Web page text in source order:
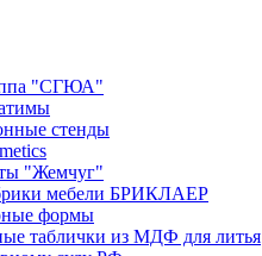
"СГЮА"
стенды
"Жемчуг"
мебели БРИКЛАЕР
формы
таблички из МДФ для литья